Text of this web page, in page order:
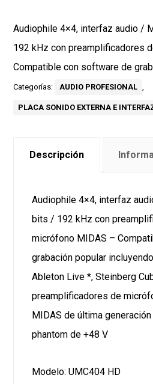
Audiophile 4×4, interfaz audio /
192 kHz con preamplificadores
Compatible con software de
Categorías: AUDIO PROFESIONAL ,
PLACA SONIDO EXTERNA E
Descripción
Audiophile 4×4, interfaz
bits / 192 kHz con
micrófono MIDAS –
grabación popular
Ableton Live *, Steinberg
preamplificadores de
MIDAS de última
phantom de +48 V
Modelo: UMC404 HD